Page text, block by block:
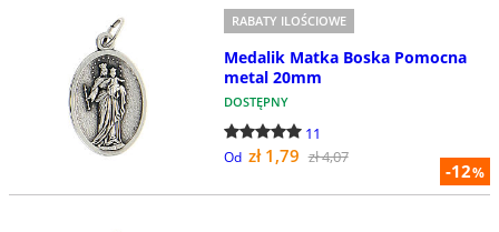
-12%
RABATY ILOŚCIOWE
Medalik Matka Boska Pomocna
metal 20mm
DOSTĘPNY
11
Od zł 1,79 zł 4,07